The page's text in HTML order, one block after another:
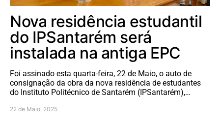
Nova residência estudantil
do IPSantarém será
instalada na antiga EPC
Foi assinado esta quarta-feira, 22 de Maio, o auto de
consignação da obra da nova residência de estudantes
do Instituto Politécnico de Santarém (IPSantarém),…
22 de Maio, 2025